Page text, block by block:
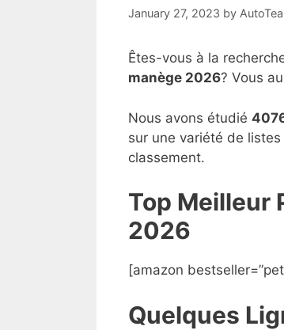
January 27, 2023 by
Êtes-vous à la
manège 2026? Vous
Nous avons étudié
sur une variété de
classement.
Top Meilleur
2026
[amazon
Quelques